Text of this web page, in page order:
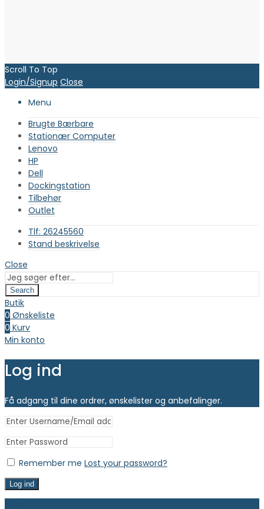
Scroll To Top
Login/Signup Close
Menu
Brugte Bærbare
Stationær Computer
Lenovo
HP
Dell
Dockingstation
Tilbehør
Outlet
Tlf: 26245560
Stand beskrivelse
Close
Search
Butik
0 Ønskeliste
0 Kurv
Min konto
Log ind
Få adgang til dine ordrer, ønskelister og anbefalinger.
Remember me Lost your password?
Log ind